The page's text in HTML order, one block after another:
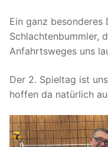
Ein ganz besonderes
Schlachtenbummler,
Anfahrtsweges uns
Der 2. Spieltag ist
hoffen da natürlich